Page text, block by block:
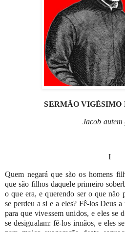
SERMÃOVIGÉSIMO
Jacob autem
I
Quem negará que são os homens
que são filhos daquele primeiro
o queera, e querendo ser o que não
se perdeu a si e a eles? Fê-los Deus a
para que vivessem unidos, e eles se
se desigualam: fê-losirmãos, e eles se